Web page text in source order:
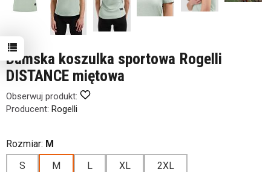
Damska koszulka sportowa Rogelli
DISTANCE miętowa
Obserwuj produkt:
Producent: Rogelli
Rozmiar: M
S
M L XL 2XL